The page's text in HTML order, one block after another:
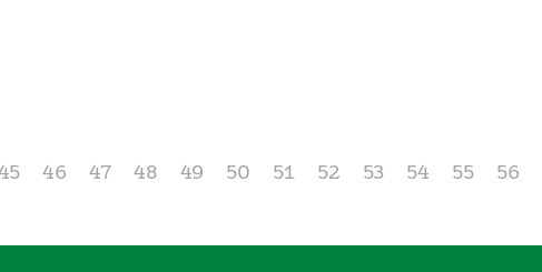
46 47 48 49 50 51 52 53 54 55 56